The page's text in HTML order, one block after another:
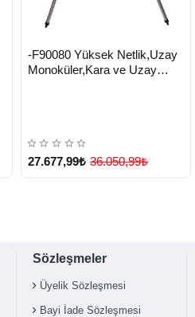
TESLİMAT
-F90080 Yüksek Netlik,Uzay
Monoküler,Kara ve Uzay
27.677,99₺ 36.050,99₺
Sözleşmeler
Üyelik Sözleşmesi
Bayi İade Sözleşmesi